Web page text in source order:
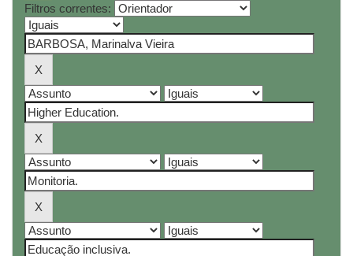
Filtros correntes: